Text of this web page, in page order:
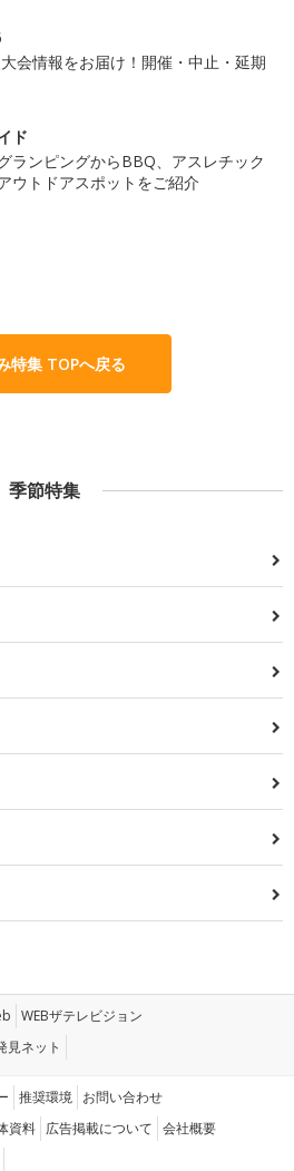
会情報をお届け！開催・中止・延期
ド
ランピングからBBQ、アスレチック
ウトドアスポットをご紹介
特集 TOPへ戻る
季節特集
WEBザテレビジョン
見ネット
推奨環境 お問い合わせ
資料 広告掲載について 会社概要